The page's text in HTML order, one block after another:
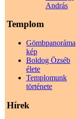
András
Templom
Gömbpanoráma
kép
Boldog Özséb
élete
Templomunk
története
Hírek